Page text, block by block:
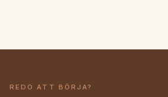
REDO ATT BÖRJA?